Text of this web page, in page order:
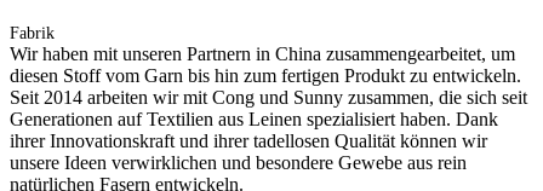
Fabrik
Wir haben mit unseren Partnern in China zusammengearbeitet, um
diesen Stoff vom Garn bis hin zum fertigen Produkt zu entwickeln.
Seit 2014 arbeiten wir mit Cong und Sunny zusammen, die sich seit
Generationen auf Textilien aus Leinen spezialisiert haben. Dank
ihrer Innovationskraft und ihrer tadellosen Qualität können wir
unsere Ideen verwirklichen und besondere Gewebe aus rein
natürlichen Fasern entwickeln.